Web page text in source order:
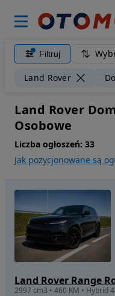
Filtruj
Land Rover
Land Rover
Osobowe
Liczba ogłoszeń: 33
Jak pozycjonowane są